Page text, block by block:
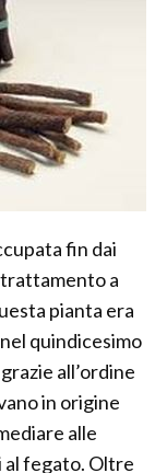
fin dai
a
pianta era
quindicesimo
all’ordine
in origine
alle
al fegato. Oltre